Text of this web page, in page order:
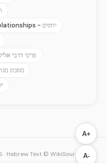
- יחסים
פרקי דרבי
מסכת
A+
A-
· Hebrew Text © WikiSource